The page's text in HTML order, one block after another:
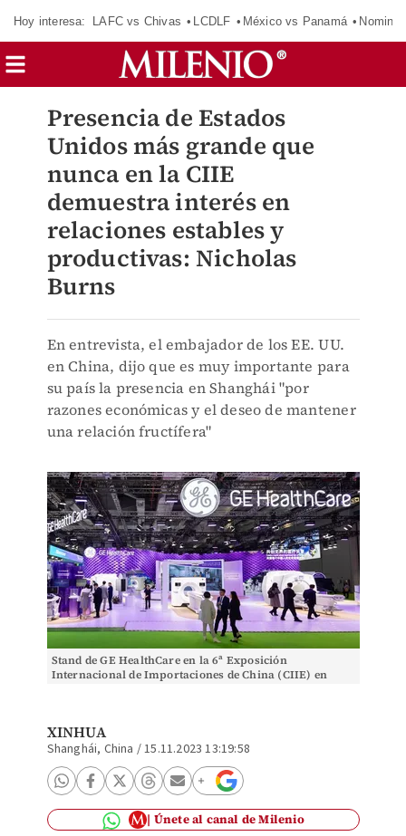
Hoy interesa: LAFC vs Chivas LCDLF México vs Panamá
Presencia de Estados
Unidos más grande que
nunca en la CIIE
demuestra interés en
relaciones estables y
productivas: Nicholas
Burns
En entrevista, el embajador de los EE. UU.
en China, dijo que es muy importante para
su país la presencia en Shanghái "por
razones económicas y el deseo de mantener
una relación fructífera"
Stand de GE HealthCare en la 6ª Exposición
Internacional de Importaciones de China (CIIE) en
XINHUA
Shanghái, China /15.11.2023 13:19:58
Únete al canal de Milenio